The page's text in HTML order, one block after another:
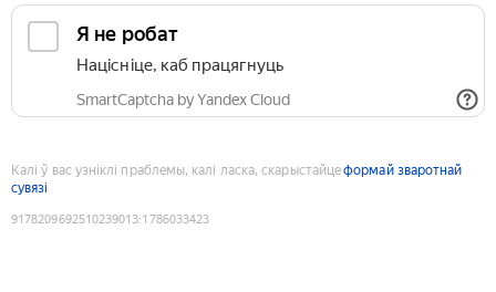
Я не робат
Націсніце, каб працягнуць
SmartCaptcha by Yandex Cloud
Калі ў вас узніклі праблемы, калі ласка, скарыстайцеформай зваротнай
сувязі
9178209692510239013:1786033423